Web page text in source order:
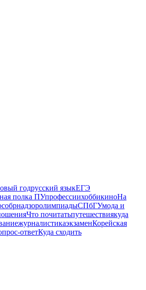
годрусский языкЕГЭ
полка ПУпрофессиихоббикиноНа
олимпиадыСПбГУмода и
Что почитатьпутешествиякуда
журналистикаэкзаменКорейская
ответКуда сходить